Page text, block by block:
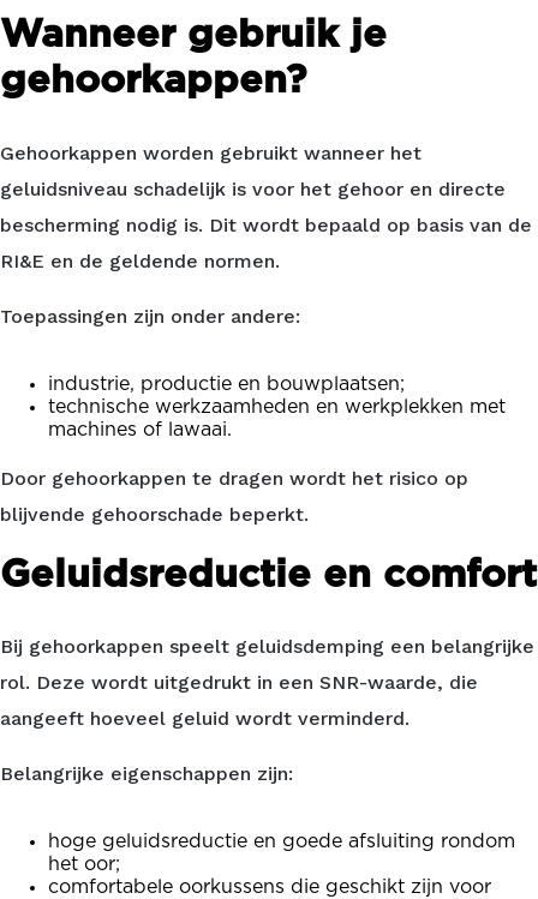
Wanneer gebruik je
gehoorkappen?
Gehoorkappen worden gebruikt wanneer het
geluidsniveau schadelijk is voor het gehoor en directe
bescherming nodig is. Dit wordt bepaald op basis van de
RI&E en de geldende normen.
Toepassingen zijn onder andere:
industrie, productie en bouwplaatsen;
technische werkzaamheden en werkplekken met
machines of lawaai.
Door gehoorkappen te dragen wordt het risico op
blijvende gehoorschade beperkt.
Geluidsreductie en comfort
Bij gehoorkappen speelt geluidsdemping een belangrijke
rol. Deze wordt uitgedrukt in een SNR-waarde, die
aangeeft hoeveel geluid wordt verminderd.
Belangrijke eigenschappen zijn:
hoge geluidsreductie en goede afsluiting rondom
het oor;
comfortabele oorkussens die geschikt zijn voor